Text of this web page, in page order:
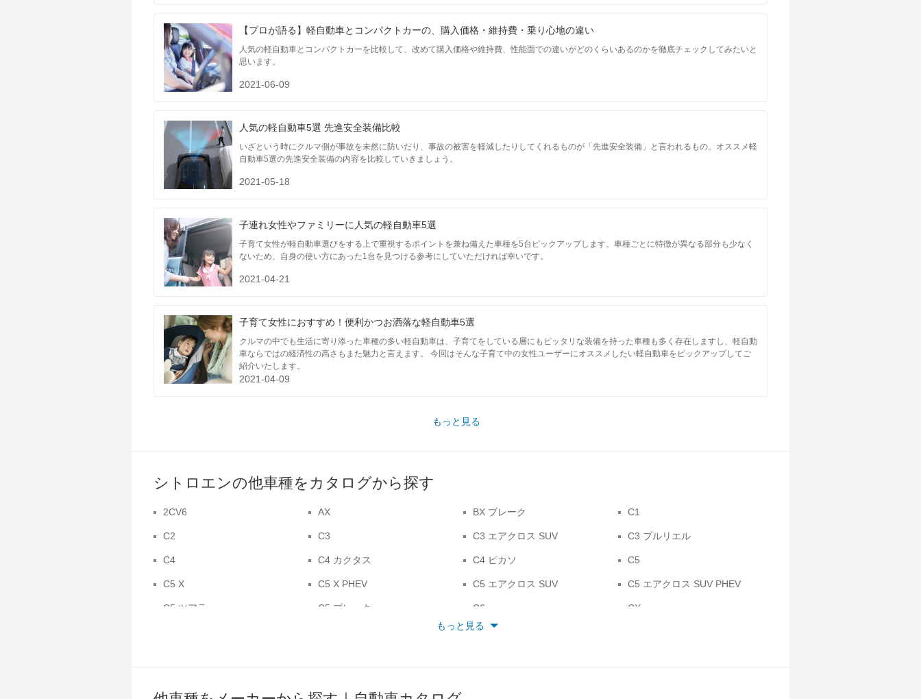
【プロが語る】軽自動車とコンパクトカーの、購入価格・維持費・乗り心地の違い
人気の軽自動車とコンパクトカーを比較して、改めて購入価格や維持費、性能面での違いがどのくらいあるのかを徹底チェックしてみたいと
思います。
2021-06-09
人気の軽自動車5選 先進安全装備比較
いざという時にクルマ側が事故を未然に防いだり、事故の被害を軽減したりしてくれるものが「先進安全装備」と言われるもの。オススメ軽
自動車5選の先進安全装備の内容を比較していきましょう。
2021-05-18
子連れ女性やファミリーに人気の軽自動車5選
子育て女性が軽自動車選びをする上で重視するポイントを兼ね備えた車種を5台ピックアップします。車種ごとに特徴が異なる部分も少なく
ないため、自身の使い方にあった1台を見つける参考にしていただければ幸いです。
2021-04-21
子育て女性におすすめ！便利かつお洒落な軽自動車5選
クルマの中でも生活に寄り添った車種の多い軽自動車は、子育てをしている層にもピッタリな装備を持った車種も多く存在しますし、軽自動
車ならではの経済性の高さもまた魅力と言えます。 今回はそんな子育て中の女性ユーザーにオススメしたい軽自動車をピックアップしてご
紹介いたします。
2021-04-09
もっと見る
シトロエンの他車種をカタログから探す
2CV6 AX BX ブレーク C1
C2 C3 C3 エアクロス SUV C3 プルリエル
C4 C4 カクタス C4 ピカソ C5
C5 X C5 X PHEV C5 エアクロス SUV C5 エアクロス SUV PHEV
C5 ツアラー C5 ブレーク C6 CX
DS3 カブリオ
もっと見る